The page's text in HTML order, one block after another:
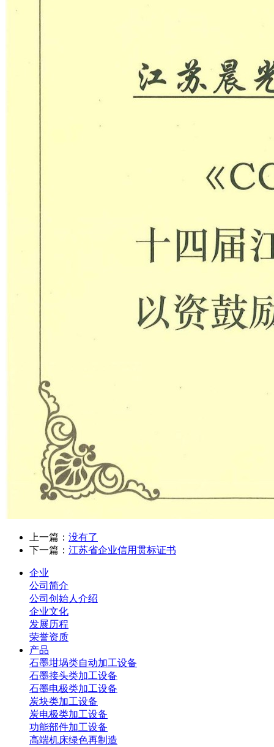
上一篇： 没有了
下一篇： 江苏省企业信用贯标证书
企业
公司简介
公司创始人介绍
企业文化
发展历程
荣誉资质
产品
石墨坩埚类自动加工设备
石墨接头类加工设备
石墨电极类加工设备
炭块类加工设备
炭电极类加工设备
功能部件加工设备
高端机床绿色再制造